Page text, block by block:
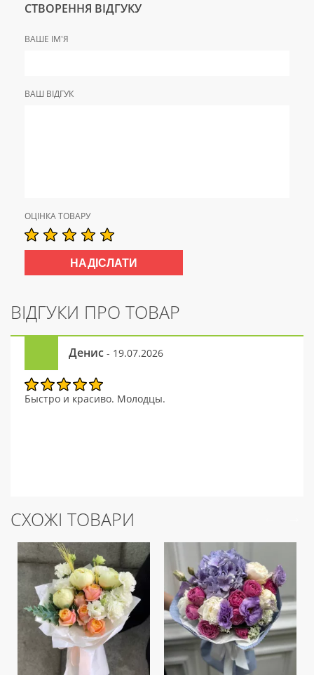
СТВОРЕННЯ ВІДГУКУ
ВАШЕ ІМ'Я
ВАШ ВІДГУК
ОЦІНКА ТОВАРУ
ВІДГУКИ ПРО ТОВАР
Денис - 19.07.2026
Быстро и красиво. Молодцы.
СХОЖІ ТОВАРИ